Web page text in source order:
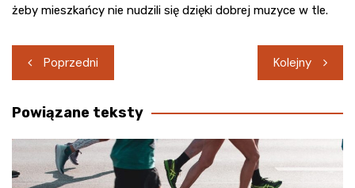
żeby mieszkańcy nie nudzili się dzięki dobrej muzyce w tle.
Nawigacja
wpisu
Poprzedni Kolejny
Powiązane teksty